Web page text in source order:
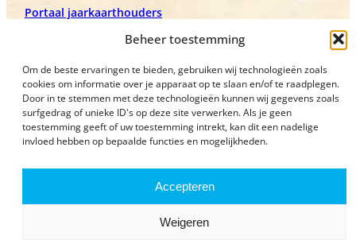
Beheer toestemming
Om de beste ervaringen te bieden, gebruiken wij technologieën zoals
cookies om informatie over je apparaat op te slaan en/of te raadplegen.
Door in te stemmen met deze technologieën kunnen wij gegevens zoals
surfgedrag of unieke ID's op deze site verwerken. Als je geen
toestemming geeft of uw toestemming intrekt, kan dit een nadelige
invloed hebben op bepaalde functies en mogelijkheden.
Accepteren
Weigeren
Portaal jaarkaarthouders
Privacyverklaring